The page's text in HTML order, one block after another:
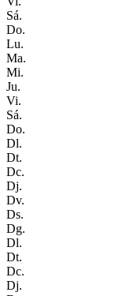
Sá.
Do.
Lu.
Ma.
Mi.
Ju.
Vi.
Sá.
Do.
Dl.
Dt.
Dc.
Dj.
Dv.
Ds.
Dg.
Dl.
Dt.
Dc.
Dj.